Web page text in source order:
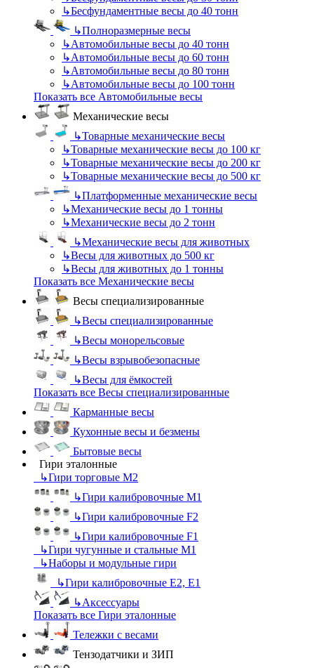
↳Бесфундаментные весы до 40 тонн
↳Полноразмерные весы
↳Автомобильные весы до 40 тонн
↳Автомобильные весы до 60 тонн
↳Автомобильные весы до 80 тонн
↳Автомобильные весы до 100 тонн
Показать все Автомобильные весы
Механические весы
↳Товарные механические весы
↳Товарные механические весы до 100 кг
↳Товарные механические весы до 200 кг
↳Товарные механические весы до 500 кг
↳Платформенные механические весы
↳Механические весы до 1 тонны
↳Механические весы до 2 тонн
↳Механические весы для животных
↳Весы для животных до 500 кг
↳Весы для животных до 1 тонны
Показать все Механические весы
Весы специализированные
↳Весы специализированные
↳Весы монорельсовые
↳Весы взрывобезопасные
↳Весы для ёмкостей
Показать все Весы специализированные
Карманные весы
Кухонные весы и безмены
Бытовые весы
Гири эталонные
↳Гири торговые М2
↳Гири калибровочные М1
↳Гири калибровочные F2
↳Гири калибровочные F1
↳Гири чугунные и стальные М1
↳Наборы и модульные гири
↳Гири калибровочные E2, Е1
↳Аксессуары
Показать все Гири эталонные
Тележки с весами
Тензодатчики и ЗИП